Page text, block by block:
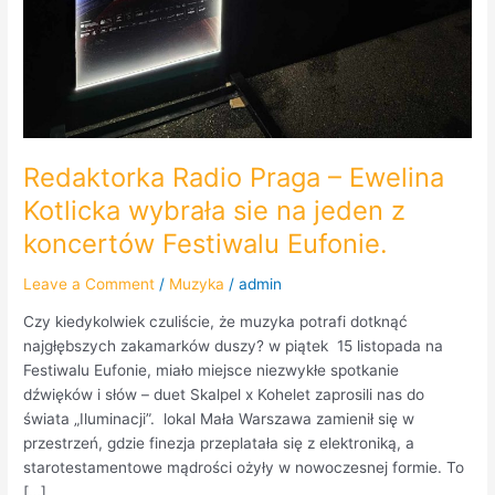
Redaktorka Radio Praga – Ewelina
Kotlicka wybrała sie na jeden z
koncertów Festiwalu Eufonie.
Leave a Comment / Muzyka /admin
Czy kiedykolwiek czuliście, że muzyka potrafi dotknąć
najgłębszych zakamarków duszy? w piątek 15 listopada na
Festiwalu Eufonie, miało miejsce niezwykłe spotkanie
dźwięków i słów – duet Skalpel x Kohelet zaprosili nas do
świata „Iluminacji”. lokal Mała Warszawa zamienił się w
przestrzeń, gdzie finezja przeplatała się z elektroniką, a
starotestamentowe mądrości ożyły w nowoczesnej formie. To